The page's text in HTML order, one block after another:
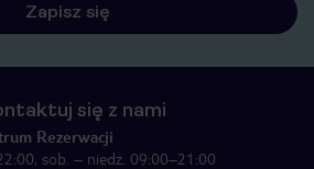
Zapisz się
się z nami
Rezerwacji
sob. – niedz. 09:00–21:00